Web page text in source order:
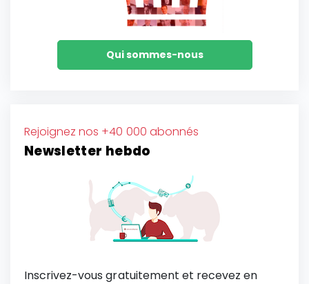
Qui sommes-nous
Rejoignez nos +40 000 abonnés
Newsletter hebdo
Inscrivez-vous gratuitement et recevez en